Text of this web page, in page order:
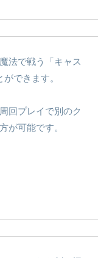
法で戦う「キャス
できます。
回プレイで別のク
が可能です。